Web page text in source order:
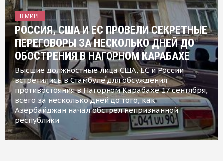
В МИРЕ
РОССИЯ, США И ЕС ПРОВЕЛИ СЕКРЕТНЫЕ
ПЕРЕГОВОРЫ ЗА НЕСКОЛЬКО ДНЕЙ ДО
ОБОСТРЕНИЯ В НАГОРНОМ КАРАБАХЕ
Высшие должностные лица США, ЕС и России
встретились в Стамбуле для обсуждения
противостояния в Нагорном Карабахе 17 сентября,
всего за несколько дней до того, как
Азербайджан начал обстрел непризнанной
республики